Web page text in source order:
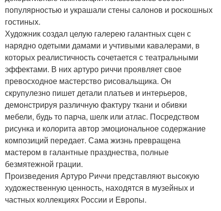
популярностью и украшали стены салонов и роскошных
гостиных.
Художник создал целую галерею галантных сцен с
нарядно одетыми дамами и учтивыми кавалерами, в
которых реалистичность сочетается с театральными
эффектами. В них артуро риччи проявляет свое
превосходное мастерство рисовальщика. Он
скрупулезно пишет детали платьев и интерьеров,
демонстрируя различную фактуру ткани и обивки
мебели, будь то парча, шелк или атлас. Посредством
рисунка и колорита автор эмоциональное содержание
композиций передает. Сама жизнь превращена
мастером в галантные празднества, полные
безмятежной грации.
Произведения Артуро Риччи представляют высокую
художественную ценность, находятся в музейных и
частных коллекциях России и Европы.